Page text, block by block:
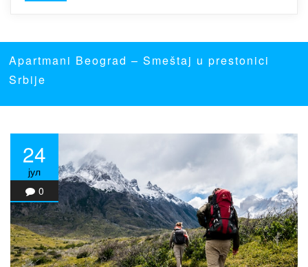
Apartmani Beograd– Smeštaj u prestonici
Srbije
24
јул
0